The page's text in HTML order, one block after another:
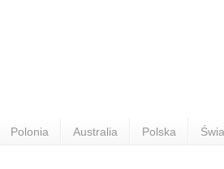
Polonia Australia Polska